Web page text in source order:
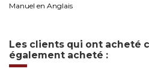
Manuel en Anglais
Les clients qui ont acheté
également acheté :